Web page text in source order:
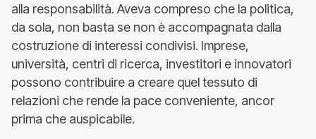
alla responsabilità. Aveva compreso che la politica,
da sola, non basta se non è accompagnata dalla
costruzione di interessi condivisi. Imprese,
università, centri di ricerca, investitori e innovatori
possono contribuire a creare quel tessuto di
relazioni che rende la pace conveniente, ancor
prima che auspicabile.